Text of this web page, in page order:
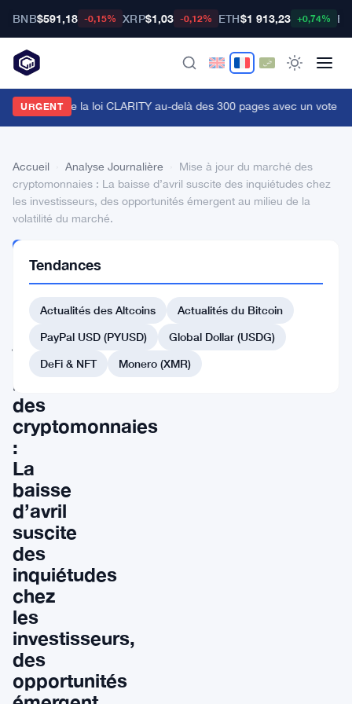
BNB$591,18 -0,15% XRP$1,03 -0,12% ETH$1 913,23 +0,74%
URGENT
pousse la loi CLARITY au-delà des 300 pages avec un vote
Accueil Analyse Journalière
Mise à jour du marché des
cryptomonnaies : La baisse d’avril suscite des inquiétudes chez
les investisseurs, des opportunités émergent au milieu de la
volatilité du marché.
JOURNALIÈRE
jour
marché
des
cryptomonnaies
:
La
baisse
d’avril
suscite
des
inquiétudes
chez
les
investisseurs,
des
opportunités
Tendances
Actualités des Altcoins
Actualités du Bitcoin
PayPal USD (PYUSD)
Global Dollar (USDG)
DeFi & NFT
Monero (XMR)